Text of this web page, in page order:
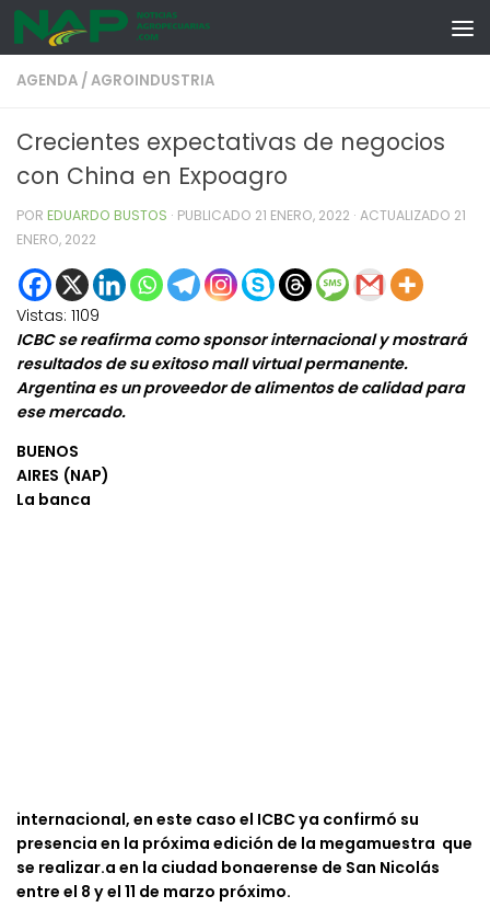
Skip to content
AGENDA /AGROINDUSTRIA
Crecientes expectativas de negocios
con China en Expoagro
POR EDUARDO BUSTOS · PUBLICADO 21 ENERO, 2022 · ACTUALIZADO 21
ENERO, 2022
Vistas: 1109
ICBC se reafirma como sponsor internacional y mostrará
resultados de su exitoso mall virtual permanente.
Argentina es un proveedor de alimentos de calidad para
ese mercado.
BUENOS
AIRES (NAP)
La banca
internacional, en este caso el ICBC ya confirmó su
presencia en la próxima edición de la megamuestra que
se realizar.a en la ciudad bonaerense de San Nicolás
entre el 8 y el 11 de marzo próximo.